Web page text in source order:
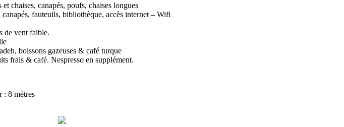
chaises, canapés, poufs, chaises longues
canapés, fauteuils, bibliothèque, accès internet – Wifi
de vent faible.
boissons gazeuses & café turque
frais & café. Nespresso en supplément.
: 8 mètres